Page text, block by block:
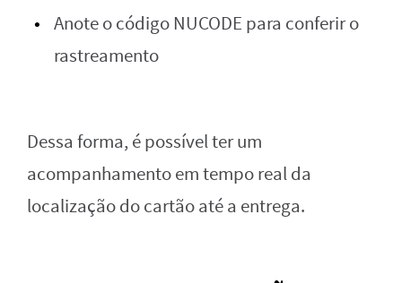
Anote o código NUCODE para conferir o
rastreamento
Dessa forma, é possível ter um
acompanhamento em tempo real da
localização do cartão até a entrega.